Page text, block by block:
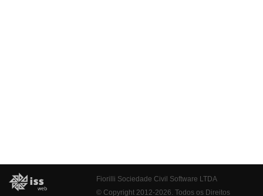
Fiorilli Sociedade Civil Software LTDA
© Copyright 2012-2026. Todos os Direitos